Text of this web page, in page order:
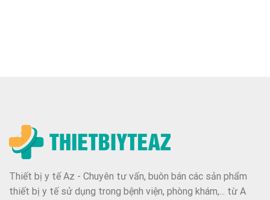
Thiết bị y tế Az - Chuyên tư vấn, buôn bán các sản phẩm
thiết bị y tế sử dụng trong bệnh viện, phòng khám,... từ A